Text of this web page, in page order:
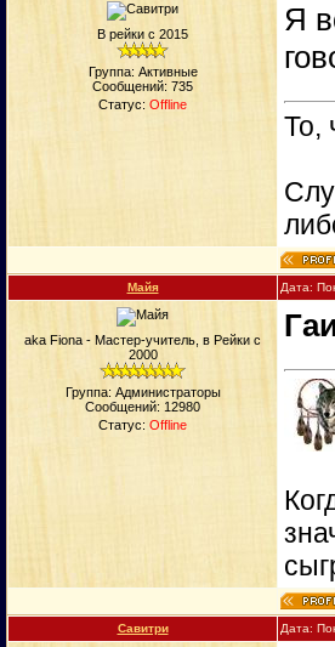
В рейки с 2015
Группа: Активные
Сообщений: 735
Статус: Offline
Я
То,
Майя Дата:
aka Fiona - Мастер-учитель, в Рейки с
2000
Группа: Администраторы
Сообщений: 12980
Статус: Offline
Савитри Дата: